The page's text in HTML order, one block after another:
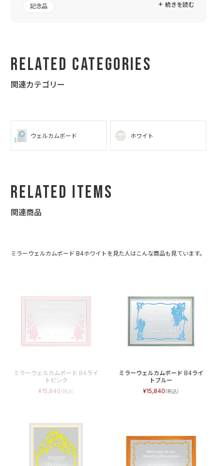
よい題材となりました。
我ながら、この記念品、本当に正解だったと思います。
続きを読む
記念品
Related Categories
関連カテゴリー
ウェルカムボード ホワイト
Related Items
関連商品
ミラーウェルカムボード B4ホワイトを見た人はこんな商品も見ています。
ミラーウェルカムボード B4ライ
トピンク
15,840
ミラーウェルカムボード B4ライ
トブルー
15,840